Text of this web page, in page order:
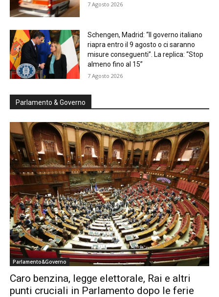
7 Agosto 2026
Schengen, Madrid: “Il governo italiano
riapra entro il 9 agosto o ci saranno
misure conseguenti”. La replica: “Stop
almeno fino al 15”
7 Agosto 2026
Parlamento & Governo
Parlamento&Governo
Caro benzina, legge elettorale, Rai e altri
punti cruciali in Parlamento dopo le ferie